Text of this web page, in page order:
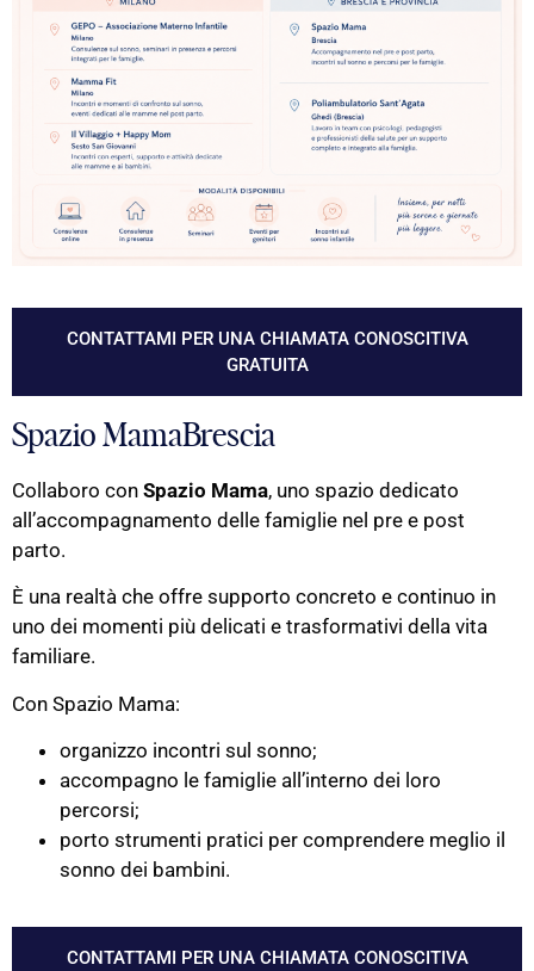
CONTATTAMI PER UNA CHIAMATA CONOSCITIVA
GRATUITA
Spazio MamaBrescia
Collaboro con Spazio Mama, uno spazio dedicato
all’accompagnamento delle famiglie nel pre e post
parto.
È una realtà che offre supporto concreto e continuo in
uno dei momenti più delicati e trasformativi della vita
familiare.
Con Spazio Mama:
organizzo incontri sul sonno;
accompagno le famiglie all’interno dei loro
percorsi;
porto strumenti pratici per comprendere meglio il
sonno dei bambini.
CONTATTAMI PER UNA CHIAMATA CONOSCITIVA